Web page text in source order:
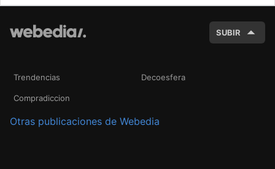
SUBIR
Trendencias Decoesfera
Compradiccion
Otras publicaciones de Webedia